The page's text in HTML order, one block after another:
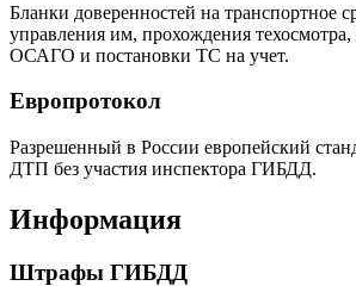
Бланки доверенностей на транспортное
управления им, прохождения
ОСАГО и постановки ТС на учет.
Европротокол
Разрешенный в России европейский
ДТП без участия инспектора ГИБДД.
Информация
Штрафы ГИБДД